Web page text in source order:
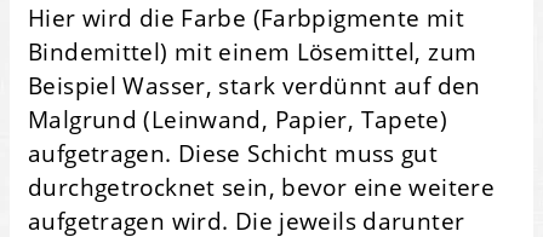
Hier wird die Farbe (Farbpigmente mit
Bindemittel) mit einem Lösemittel, zum
Beispiel Wasser, stark verdünnt auf den
Malgrund (Leinwand, Papier, Tapete)
aufgetragen. Diese Schicht muss gut
durchgetrocknet sein, bevor eine weitere
aufgetragen wird. Die jeweils darunter